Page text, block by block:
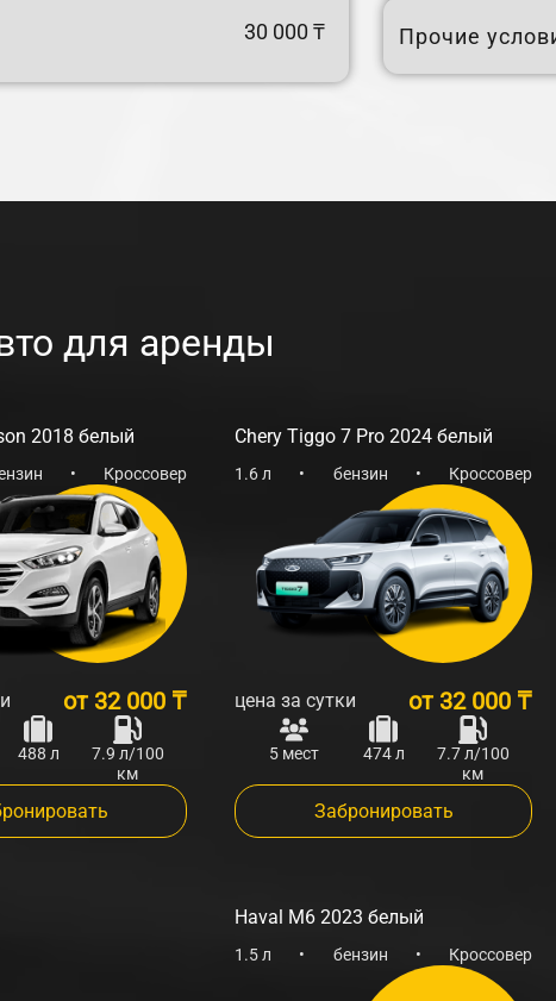
30 000 ₸ Прочие
для аренды
2018 белый
• Кроссовер
от 32 000 ₸
488 л
7.9 л/100
км
Chery Tiggo 7 Pro 2024 белый
1.6 л • бензин • Кроссовер
цена за сутки от 32 000 ₸
5 мест 474 л
7.7 л/100
км
Забронировать
Haval M6 2023 белый
1.5 л • бензин • Кроссовер